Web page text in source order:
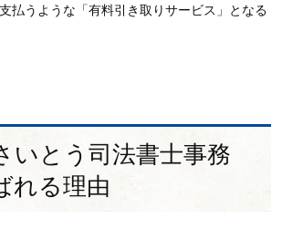
払うような「有料引き取りサービス」となる
いとう司法書士事務
れる理由